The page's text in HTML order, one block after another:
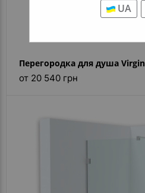
UA
Перегородка для душа Virgin
от 20 540 грн